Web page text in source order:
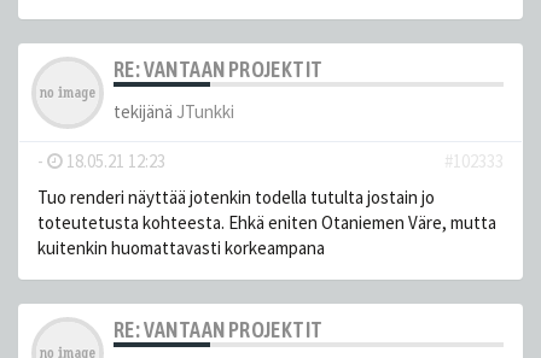
RE: VANTAAN PROJEKTIT
tekijänä JTunkki
- 18.05.21 12:23
#102333
Tuo renderi näyttää jotenkin todella tutulta jostain jo
toteutetusta kohteesta. Ehkä eniten Otaniemen Väre, mutta
kuitenkin huomattavasti korkeampana
RE: VANTAAN PROJEKTIT